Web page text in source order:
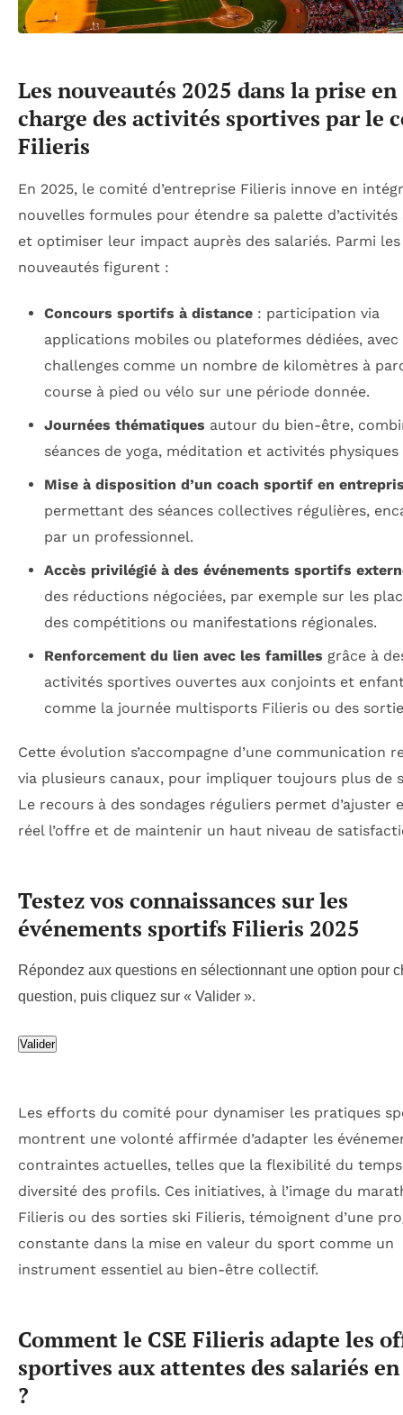
Les nouveautés 2025 dans la prise en
charge des activités sportives par le
Filieris
En 2025, le comité d’entreprise Filieris innove en
nouvelles formules pour étendre sa palette d’activités
et optimiser leur impact auprès des salariés. Parmi les
nouveautés figurent :
Concours sportifs à distance: participation via
applications mobiles ou plateformes dédiées, avec
challenges comme un nombre de kilomètres à
course à pied ou vélo sur une période donnée.
Journées thématiques autour du bien-être,
séances de yoga, méditation et activités physiques
Mise à disposition d’un coach sportif en
permettant des séances collectives régulières,
par un professionnel.
Accès privilégié à des événements sportifs
des réductions négociées, par exemple sur les
des compétitions ou manifestations régionales.
Renforcement du lien avec les familles grâce à
activités sportives ouvertes aux conjoints et
comme la journée multisports Filieris ou des
Cette évolution s’accompagne d’une communication
via plusieurs canaux, pour impliquer toujours plus de
Le recours à des sondages réguliers permet d’ajuster
réel l’offre et de maintenir un haut niveau de
Testez vos connaissances sur les
événements sportifs Filieris 2025
Répondez aux questions en sélectionnant une option pour
question, puis cliquez sur « Valider ».
Valider
Les efforts du comité pour dynamiser les pratiques
montrent une volonté affirmée d’adapter les
contraintes actuelles, telles que la flexibilité du
diversité des profils. Ces initiatives, à l’image du
Filieris ou des sorties ski Filieris, témoignent d’une
constante dans la mise en valeur du sport comme un
instrument essentiel au bien-être collectif.
Comment le CSE Filieris adapte les
sportives aux attentes des salariés
?